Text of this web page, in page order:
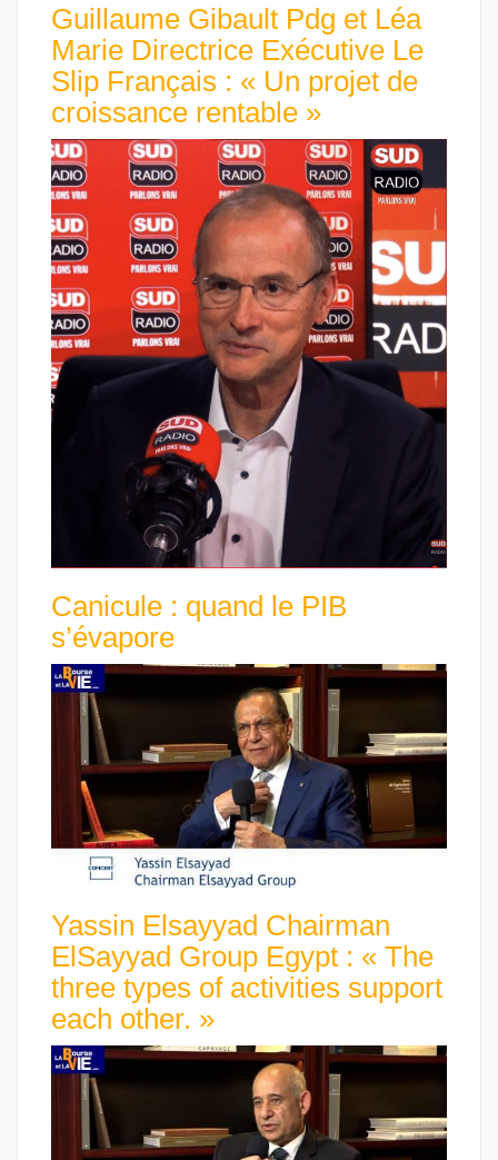
Guillaume Gibault Pdg et Léa
Marie Directrice Exécutive Le
Slip Français : « Un projet de
croissance rentable »
Canicule : quand le PIB
s’évapore
Yassin Elsayyad Chairman
ElSayyad Group Egypt : « The
three types of activities support
each other. »